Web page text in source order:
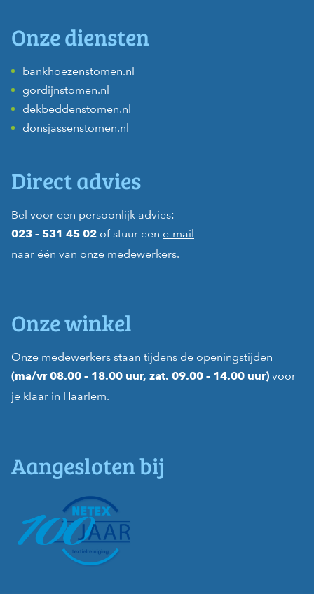
Onze diensten
bankhoezenstomen.nl
gordijnstomen.nl
dekbeddenstomen.nl
donsjassenstomen.nl
Direct advies
Bel voor een persoonlijk advies:
023 – 531 45 02 of stuur een e-mail
naar één van onze medewerkers.
Onze winkel
Onze medewerkers staan tijdens de openingstijden
(ma/vr 08.00 – 18.00 uur, zat. 09.00 – 14.00 uur) voor
je klaar in Haarlem.
Aangesloten bij